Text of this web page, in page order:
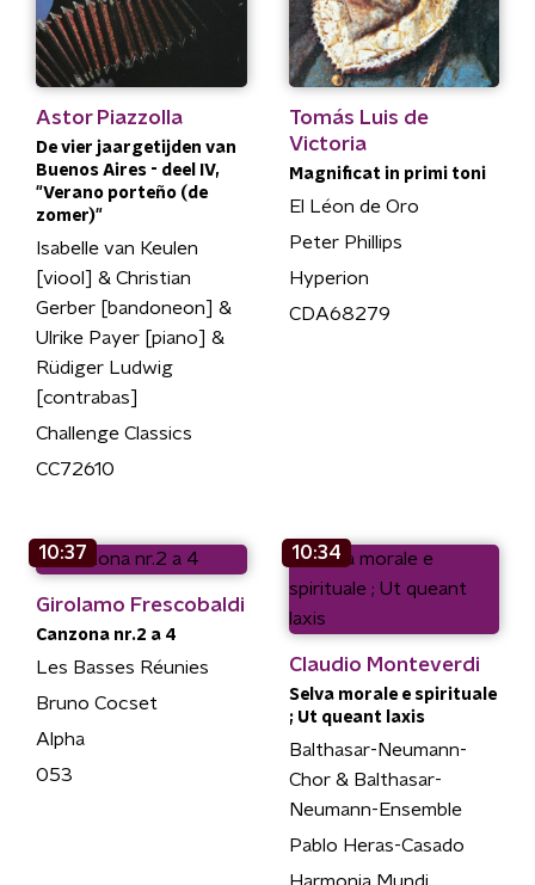
Astor Piazzolla
De vier jaargetijden van
Buenos Aires - deel IV,
"Verano porteño (de
zomer)"
Isabelle van Keulen
[viool] & Christian
Gerber [bandoneon] &
Ulrike Payer [piano] &
Rüdiger Ludwig
[contrabas]
Challenge Classics
CC72610
Tomás Luis de
Victoria
Magnificat in primi toni
El Léon de Oro
Peter Phillips
Hyperion
CDA68279
10:37
Girolamo Frescobaldi
Canzona nr.2 a 4
Les Basses Réunies
Bruno Cocset
Alpha
053
10:34
Claudio Monteverdi
Selva morale e spirituale
; Ut queant laxis
Balthasar-Neumann-
Chor & Balthasar-
Neumann-Ensemble
Pablo Heras-Casado
Harmonia Mundi